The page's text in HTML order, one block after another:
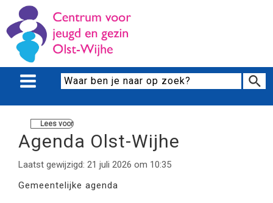
Lees voor
Agenda Olst-Wijhe
Laatst gewijzigd: 21 juli 2026 om 10:35
Gemeentelijke agenda